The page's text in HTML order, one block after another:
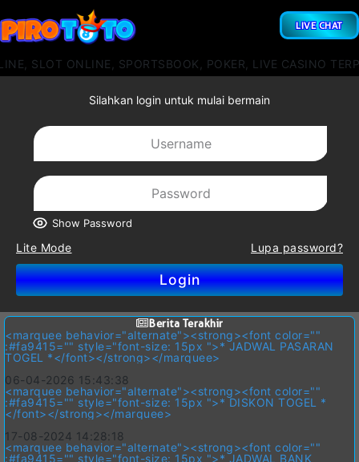
LIVE CHAT
ONLINE, SPORTSBOOK, POKER, LIVE CASINO
Silahkan login untuk mulai bermain
Show Password
Lite Mode Lupa password?
Login
Berita Terakhir
<marquee behavior="alternate"><strong><font color=""
:#fa9415="" style="font-size: 15px ">* JADWAL PASARAN
TOGEL *</font></strong></marquee>
06-04-2026 15:43:38
<marquee behavior="alternate"><strong><font color=""
:#fa9415="" style="font-size: 15px ">* DISKON TOGEL *
</font></strong></marquee>
17-08-2024 14:28:18
<marquee behavior="alternate"><strong><font color=""
:#fa9415="" style="font-size: 15px ">* JADWAL BANK